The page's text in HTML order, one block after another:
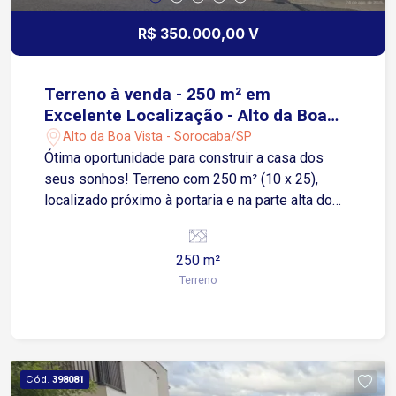
R$ 350.000,00 V
Terreno à venda - 250 m² em
Excelente Localização - Alto da Boa
Vista - Sorocaba/SP
Alto da Boa Vista - Sorocaba/SP
Ótima oportunidade para construir a casa dos
seus sonhos! Terreno com 250 m² (10 x 25),
localizado próximo à portaria e na parte alta do
para a mata e muito contato com a natureza. O
condomínio conta com casa sede e ampla área
verde, oferecendo tranquilidade, segurança e
FATEC, Pão de Açúcar, Oba Hortifruti e Colégio
SER. A região possui fácil acesso às principais
250 m²
Terreno
Cód. 398081